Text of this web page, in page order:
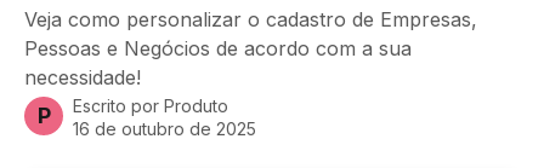
Veja como personalizar o cadastro de Empresas,
Pessoas e Negócios de acordo com a sua
necessidade!
P Escrito por Produto
16 de outubro de 2025